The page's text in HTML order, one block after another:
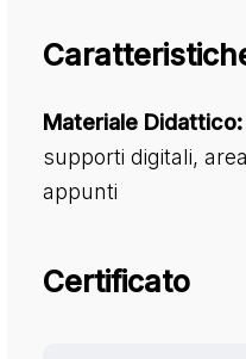
Materiale Didattico:
supporti digitali,
appunti
Certificato